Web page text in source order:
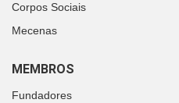
Corpos Sociais
Mecenas
MEMBROS
Fundadores